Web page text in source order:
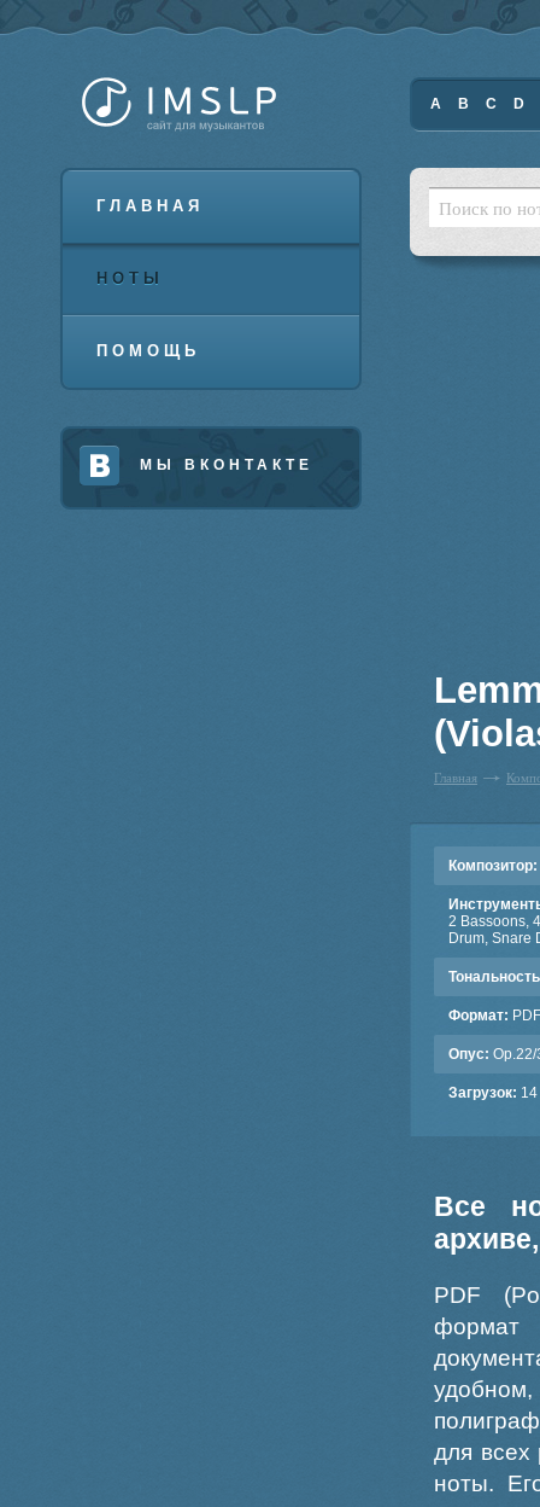
ГЛАВНАЯ
НОТЫ
ПОМОЩЬ
МЫ ВКОНТАКТЕ
A B C D
Главная
Композитор:
2 Bassoons,
Drum, Snare
Формат: PDF
Опус: Op.22/
Загрузок: 14
Все
PDF
формат
для всех
ноты.